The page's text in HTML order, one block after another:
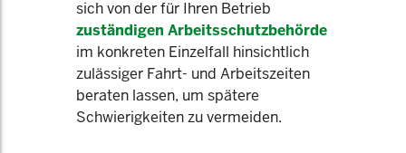
sich von der für Ihren Betrieb
zuständigen Arbeitsschutzbehörde
im konkreten Einzelfall hinsichtlich
zulässiger Fahrt- und Arbeitszeiten
beraten lassen, um spätere
Schwierigkeiten zu vermeiden.